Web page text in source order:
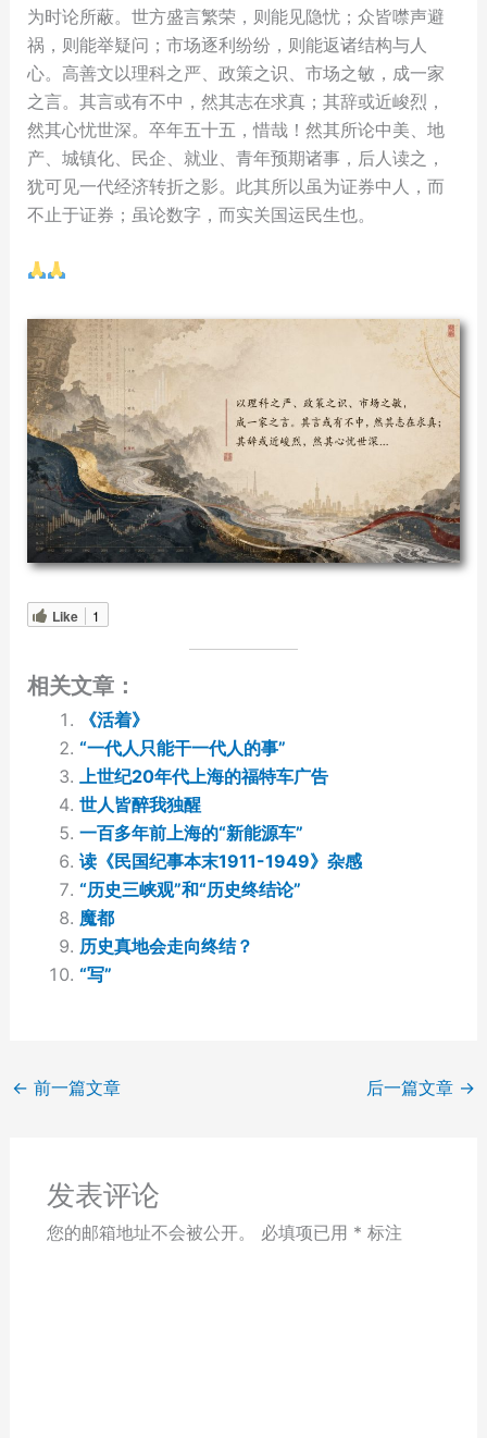
为时论所蔽。世方盛言繁荣，则能见隐忧；众皆噤声避
祸，则能举疑问；市场逐利纷纷，则能返诸结构与人
心。高善文以理科之严、政策之识、市场之敏，成一家
之言。其言或有不中，然其志在求真；其辞或近峻烈，
然其心忧世深。卒年五十五，惜哉！然其所论中美、地
产、城镇化、民企、就业、青年预期诸事，后人读之，
犹可见一代经济转折之影。此其所以虽为证券中人，而
不止于证券；虽论数字，而实关国运民生也。
Like 1
相关文章：
《活着》
“一代人只能干一代人的事”
上世纪20年代上海的福特车广告
世人皆醉我独醒
一百多年前上海的“新能源车”
读《民国纪事本末1911-1949》杂感
“历史三峡观”和“历史终结论”
魔都
历史真地会走向终结？
“写”
← 前一篇文章 后一篇文章 →
发表评论
您的邮箱地址不会被公开。 必填项已用 * 标注